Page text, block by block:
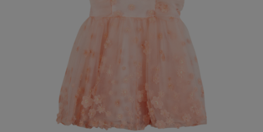
페이코 라이
매